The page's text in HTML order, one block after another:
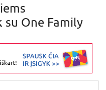
One Family